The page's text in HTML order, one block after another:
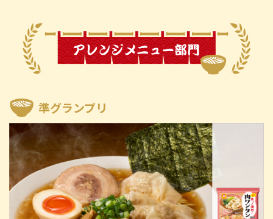
準グランプリ